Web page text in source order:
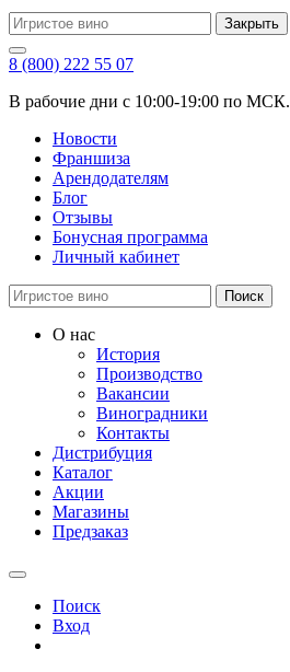
Закрыть
8 (800) 222 55 07
В рабочие дни с 10:00-19:00 по МСК.
Новости
Франшиза
Арендодателям
Блог
Отзывы
Бонусная программа
Личный кабинет
Поиск
О нас
История
Производство
Вакансии
Виноградники
Контакты
Дистрибуция
Каталог
Акции
Магазины
Предзаказ
Поиск
Вход